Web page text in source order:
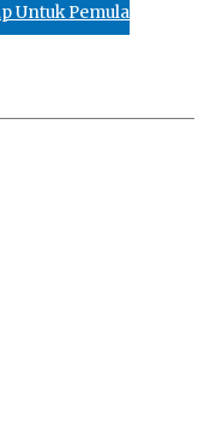
Untuk Pemula